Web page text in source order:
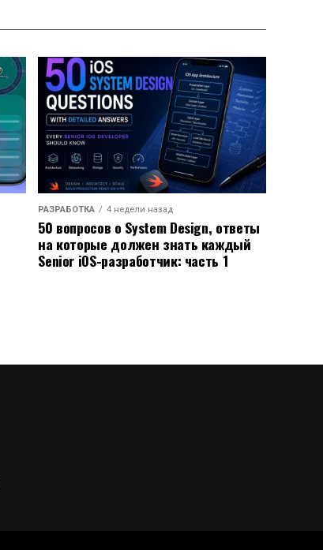
РАЗРАБОТКА 4 недели назад
50 вопросов о System Design, ответы
на которые должен знать каждый
Senior iOS-разработчик: часть 1